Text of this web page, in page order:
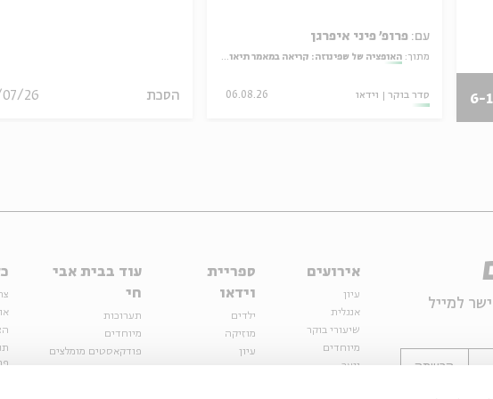
הסכת 26
עם: פרופ' פיני איפרגן
מתוך: האופציה של שפינוזה: קריאה במאמר תיאולוגי־מדיני
סדר בוקר וידאו 06.08.26 6-
למייל
הרשמה
אירועים
עיון
אנגלית
שיעורי בוקר
מיוחדים
נוער
ספריית
וידאו
ילדים
מוזיקה
עיון
עוד בבית אבי
חי
תערוכות
מיוחדים
פודקאסטים מומלצים